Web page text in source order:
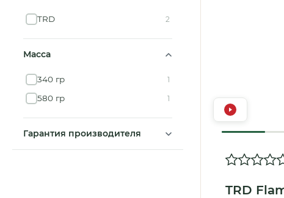
TRD 2
Масса
340 гр 1
580 гр 1
Гарантия производителя
TRD